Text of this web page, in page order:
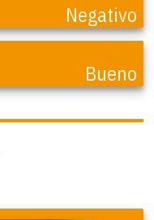
Negativo
Bueno